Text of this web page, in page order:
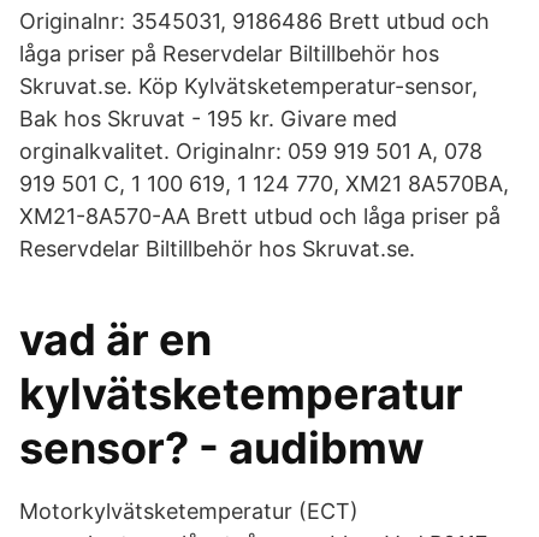
Originalnr: 3545031, 9186486 Brett utbud och
låga priser på Reservdelar Biltillbehör hos
Skruvat.se. Köp Kylvätsketemperatur-sensor,
Bak hos Skruvat - 195 kr. Givare med
orginalkvalitet. Originalnr: 059 919 501 A, 078
919 501 C, 1 100 619, 1 124 770, XM21 8A570BA,
XM21-8A570-AA Brett utbud och låga priser på
Reservdelar Biltillbehör hos Skruvat.se.
vad är en
kylvätsketemperatur
sensor? - audibmw
Motorkylvätsketemperatur (ECT)